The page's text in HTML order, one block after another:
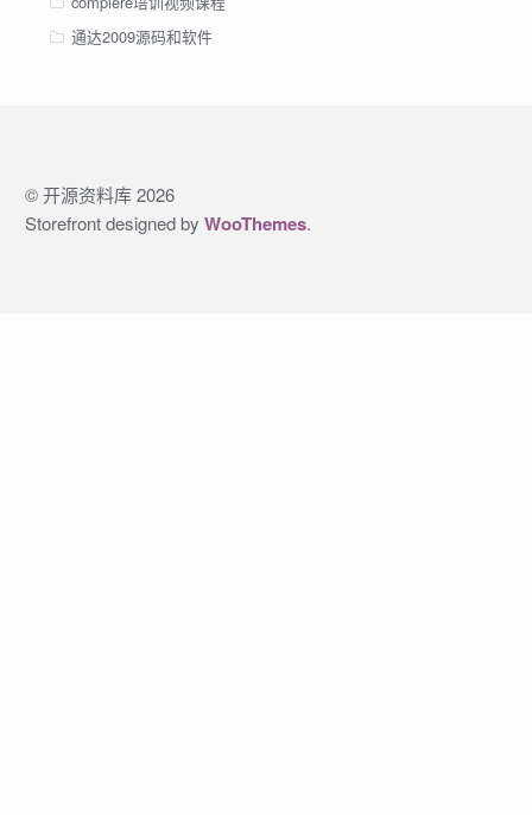
通达2009源码和软件
© 开源资料库 2026
Storefront designed by WooThemes.